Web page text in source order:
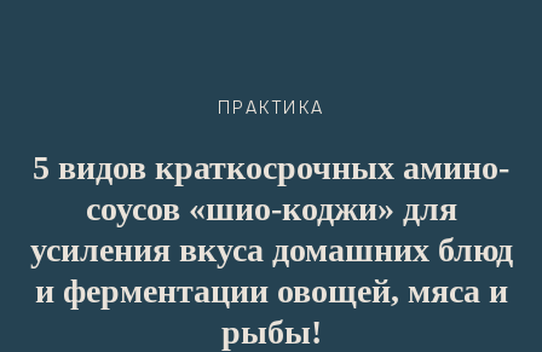
ПРАКТИКА
5 видов краткосрочных амино-
соусов «шио-коджи» для
усиления вкуса домашних блюд
и ферментации овощей, мяса и
рыбы!